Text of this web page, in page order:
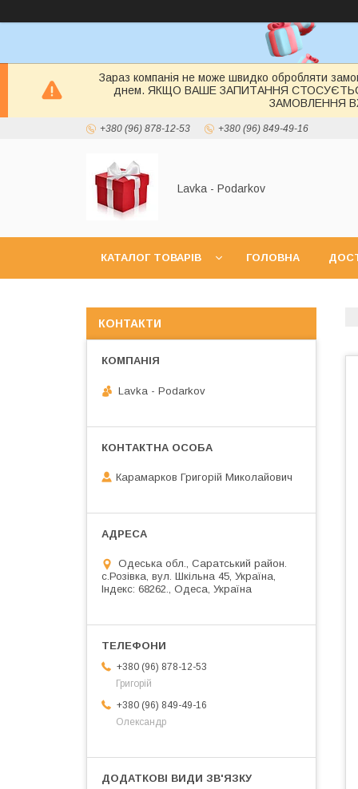
Зараз компанія не може швидко обробляти
днем. ЯКЩО ВАШЕ ЗАПИТАННЯ
ЗАМОВЛЕННЯ
+380 (96) 878-12-53 +380 (96) 849-49-16
Lavka - Podarkov
КАТАЛОГ ТОВАРІВ ГОЛОВНА
КОНТАКТИ
Lavka - Podarkov
Карамарков Григорій Миколайович
Одеська обл., Саратський район.
с.Розівка, вул. Шкільна 45, Україна,
Індекс: 68262., Одеса, Україна
+380 (96) 878-12-53
Григорій
+380 (96) 849-49-16
Олександр